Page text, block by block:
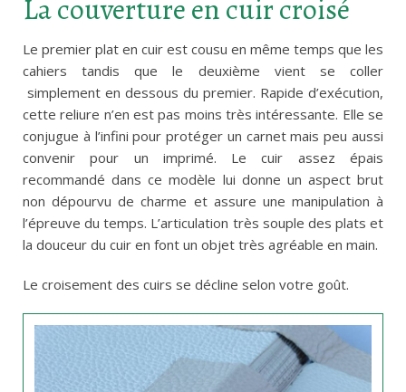
La couverture en cuir croisé
Le premier plat en cuir est cousu en même temps que les
cahiers tandis que le deuxième vient se coller
simplement en dessous du premier. Rapide d’exécution,
cette reliure n’en est pas moins très intéressante. Elle se
conjugue à l’infini pour protéger un carnet mais peu aussi
convenir pour un imprimé. Le cuir assez épais
recommandé dans ce modèle lui donne un aspect brut
non dépourvu de charme et assure une manipulation à
l’épreuve du temps. L’articulation très souple des plats et
la douceur du cuir en font un objet très agréable en main.
Le croisement des cuirs se décline selon votre goût.